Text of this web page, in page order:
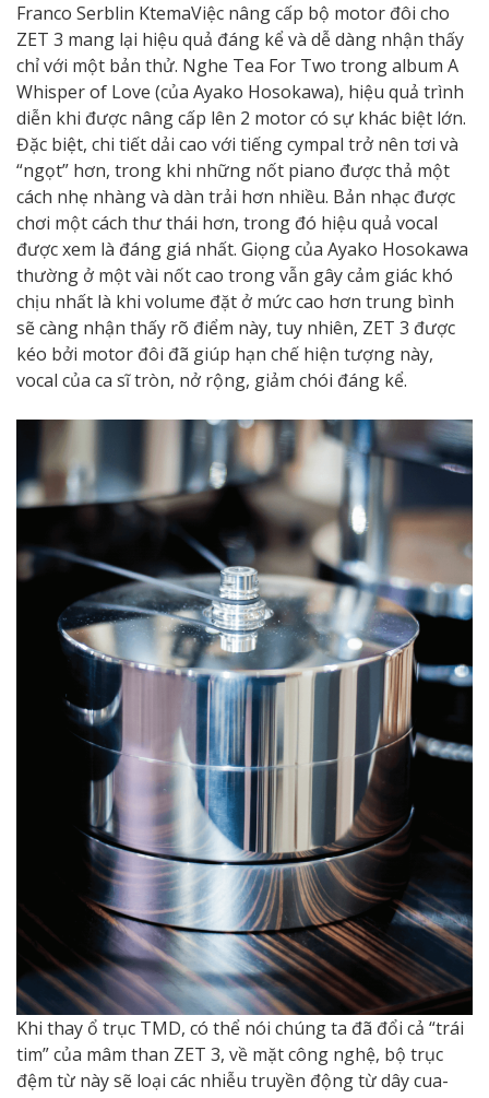
Franco Serblin KtemaViệc nâng cấp bộ motor đôi cho
ZET 3 mang lại hiệu quả đáng kể và dễ dàng nhận thấy
chỉ với một bản thử. Nghe Tea For Two trong album A
Whisper of Love (của Ayako Hosokawa), hiệu quả trình
diễn khi được nâng cấp lên 2 motor có sự khác biệt lớn.
Đặc biệt, chi tiết dải cao với tiếng cympal trở nên tơi và
“ngọt” hơn, trong khi những nốt piano được thả một
cách nhẹ nhàng và dàn trải hơn nhiều. Bản nhạc được
chơi một cách thư thái hơn, trong đó hiệu quả vocal
được xem là đáng giá nhất. Giọng của Ayako Hosokawa
thường ở một vài nốt cao trong vẫn gây cảm giác khó
chịu nhất là khi volume đặt ở mức cao hơn trung bình
sẽ càng nhận thấy rõ điểm này, tuy nhiên, ZET 3 được
kéo bởi motor đôi đã giúp hạn chế hiện tượng này,
vocal của ca sĩ tròn, nở rộng, giảm chói đáng kể.
Khi thay ổ trục TMD, có thể nói chúng ta đã đổi cả “trái
tim” của mâm than ZET 3, về mặt công nghệ, bộ trục
đệm từ này sẽ loại các nhiễu truyền động từ dây cua-